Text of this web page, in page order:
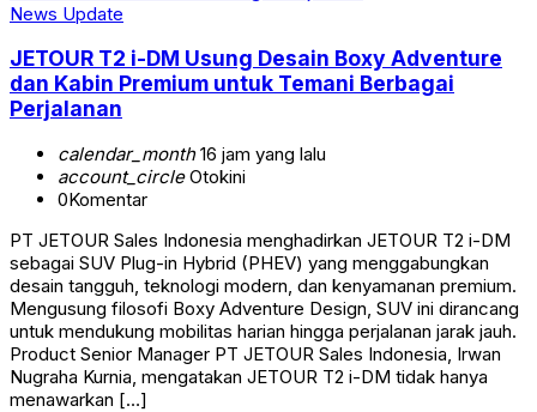
News Update
JETOUR T2 i-DM Usung Desain Boxy Adventure
dan Kabin Premium untuk Temani Berbagai
Perjalanan
calendar_month16 jam yang lalu
account_circleOtokini
0Komentar
PT JETOUR Sales Indonesia menghadirkan JETOUR T2 i-DM
sebagai SUV Plug-in Hybrid (PHEV) yang menggabungkan
desain tangguh, teknologi modern, dan kenyamanan premium.
Mengusung filosofi Boxy Adventure Design, SUV ini dirancang
untuk mendukung mobilitas harian hingga perjalanan jarak jauh.
Product Senior Manager PT JETOUR Sales Indonesia, Irwan
Nugraha Kurnia, mengatakan JETOUR T2 i-DM tidak hanya
menawarkan […]